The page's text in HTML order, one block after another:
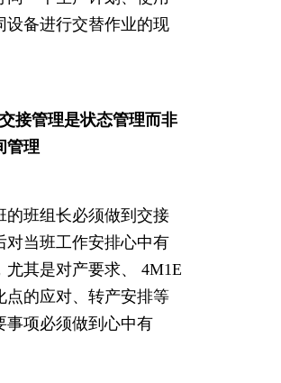
设备进行交替作业的现
接管理是状态管理而非
管理
的班组长必须做到交接
对当班工作安排心中有
尤其是对产要求、 4M1E
点的应对、转产安排等
事项必须做到心中有